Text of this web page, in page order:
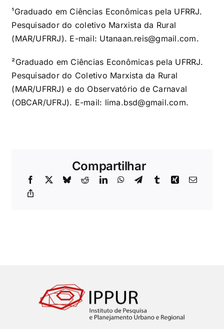
¹Graduado em Ciências Econômicas pela UFRRJ.
Pesquisador do coletivo Marxista da Rural
(MAR/UFRRJ). E-mail: Utanaan.reis@gmail.com.
²Graduado em Ciências Econômicas pela UFRRJ.
Pesquisador do Coletivo Marxista da Rural
(MAR/UFRRJ) e do Observatório de Carnaval
(OBCAR/UFRJ). E-mail: lima.bsd@gmail.com.
Compartilhar